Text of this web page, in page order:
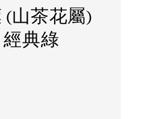
(山茶花屬)
經典綠